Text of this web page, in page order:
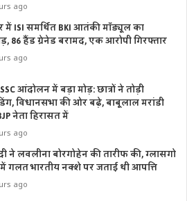
ago
में ISI समर्थित BKI आतंकी मॉड्यूल का
86 हैंड ग्रेनेड बरामद, एक आरोपी गिरफ्तार
ago
आंदोलन में बड़ा मोड़: छात्रों ने तोड़ी
विधानसभा की ओर बढ़े, बाबूलाल मरांडी
नेता हिरासत में
ago
ने लवलीना बोरगोहेन की तारीफ की, ग्लासगो
गलत भारतीय नक्शे पर जताई थी आपत्ति
ago